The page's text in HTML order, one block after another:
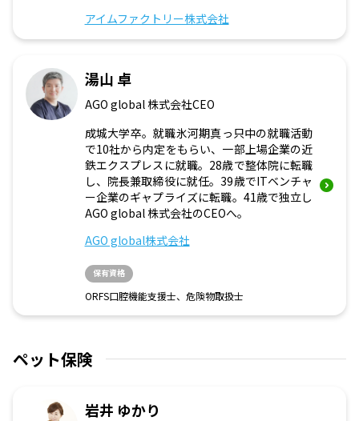
アイムファクトリー株式会社
湯山 卓
AGO global 株式会社CEO
成城大学卒。就職氷河期真っ只中の就職活動
で10社から内定をもらい、一部上場企業の近
鉄エクスプレスに就職。28歳で整体院に転職
し、院長兼取締役に就任。39歳でITベンチャ
ー企業のギャプライズに転職。41歳で独立し
AGO global 株式会社のCEOへ。
AGO global株式会社
保有資格
ORFS口腔機能支援士、危険物取扱士
ペット保険
岩井 ゆかり